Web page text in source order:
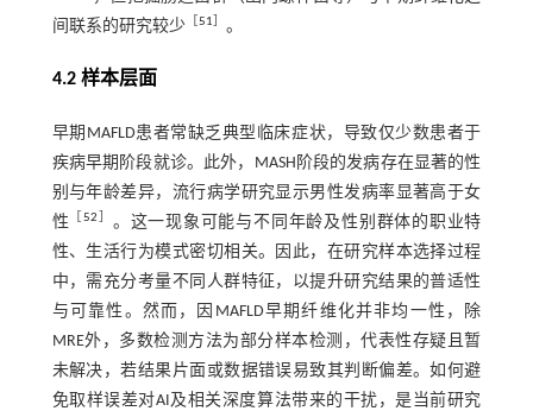
间联系的研究较少［ 51 。
4.2 样本层面
早期MAFLD患者常缺乏典型临床症状，导致仅少数患者于
疾病早期阶段就诊。此外，MASH阶段的发病存在显著的性
别与年龄差异，流行病学研究显示男性发病率显著高于女
性
［52
。这一现象可能与不同年龄及性别群体的职业特
性、生活行为模式密切相关。因此，在研究样本选择过程
中，需充分考量不同人群特征，以提升研究结果的普适性
与可靠性。然而，因MAFLD早期纤维化并非均一性，除
MRE外，多数检测方法为部分样本检测，代表性存疑且暂
未解决，若结果片面或数据错误易致其判断偏差。如何避
免取样误差对AI及相关深度算法带来的干扰，是当前研究